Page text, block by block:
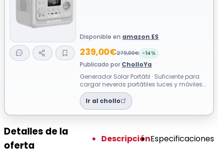
Disponible en amazon ES
239,00€279,00€ -14%
Publicado por CholloYa
Generador Solar Portátil · Suficiente para
cargar neveras portátiles luces y móviles
durante un corte de Luz o escapa...
Ir al chollo
Detalles de la
oferta
DescripciónEspecificaciones